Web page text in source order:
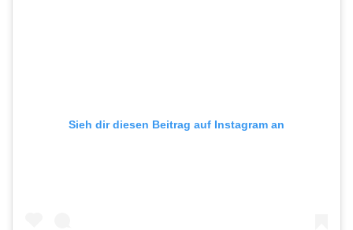
Sieh dir diesen Beitrag auf Instagram an